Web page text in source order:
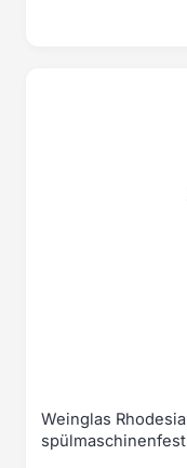
Weinglas